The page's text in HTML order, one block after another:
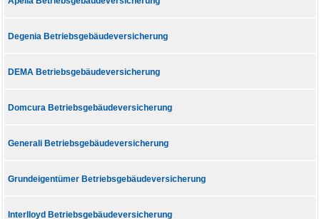
Degenia Betriebsgebäudeversicherung
DEMA Betriebsgebäudeversicherung
Domcura Betriebsgebäudeversicherung
Generali Betriebsgebäudeversicherung
Grundeigentümer Betriebsgebäudeversicherung
Interlloyd Betriebsgebäudeversicherung